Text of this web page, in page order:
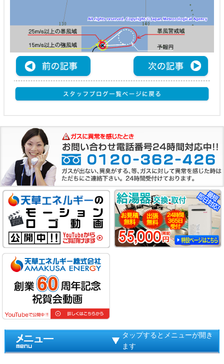
タップするとメニューが開き
ます